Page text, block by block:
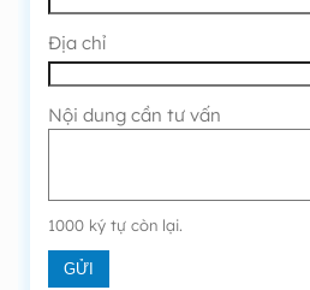
Địa chỉ
Nội dung cần tư vấn
1000 ký tự còn lại.